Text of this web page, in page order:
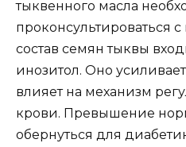
тыквенного масла
проконсультироваться с
состав семян тыквы
инозитол. Оно
влияет на механизм
крови. Превышение
обернуться для